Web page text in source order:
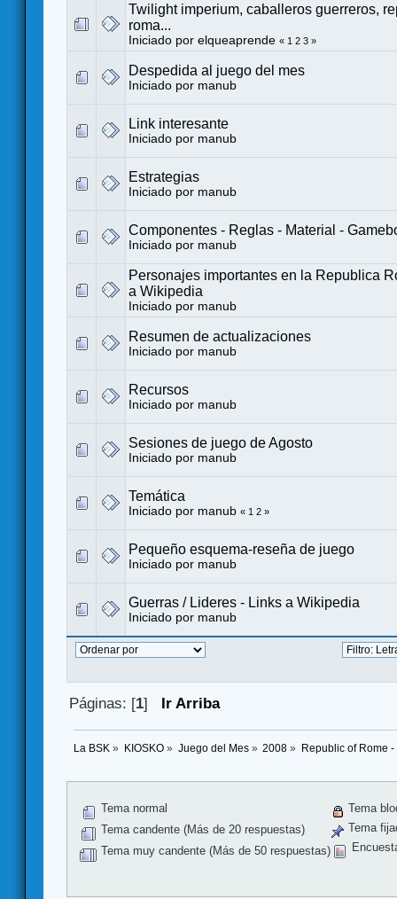
Twilight imperium, caballeros guerreros,
roma...
Iniciado por elqueaprende « 1 2 3 »
Despedida al juego del mes
Iniciado por manub
Link interesante
Iniciado por manub
Estrategias
Iniciado por manub
Componentes - Reglas - Material -
Iniciado por manub
Personajes importantes en la Republica
a Wikipedia
Iniciado por manub
Resumen de actualizaciones
Iniciado por manub
Recursos
Iniciado por manub
Sesiones de juego de Agosto
Iniciado por manub
Temática
Iniciado por manub « 1 2 »
Pequeño esquema-reseña de juego
Iniciado por manub
Guerras / Lideres - Links a Wikipedia
Iniciado por manub
Páginas: [1] Ir Arriba
La BSK » KIOSKO» Juego del Mes» 2008 » Republic of Rome
Tema normal
Tema candente (Más de 20 respuestas)
Tema muy candente (Más de 50 respuestas)
Tema
Tema